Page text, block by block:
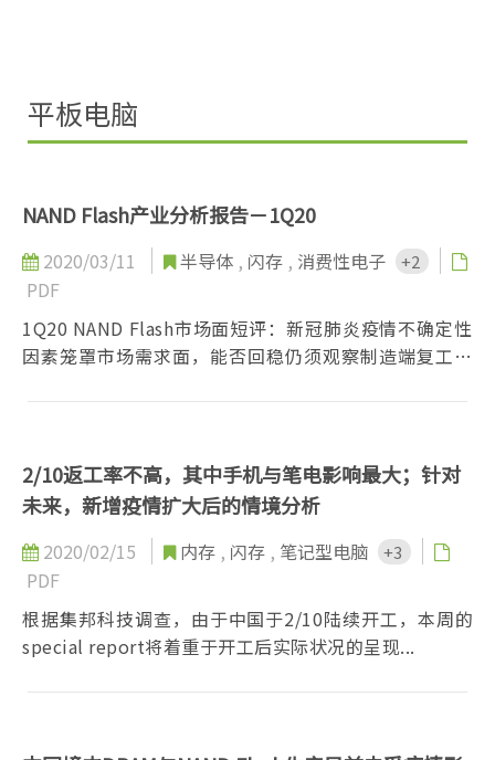
平板电脑
NAND Flash产业分析报告－1Q20
2020/03/11 半导体 , 闪存 , 消费性电子 +2
PDF
1Q20 NAND Flash市场面短评：新冠肺炎疫情不确定性
因素笼罩市场需求面，能否回稳仍须观察制造端复工状
2/10返工率不高，其中手机与笔电影响最大；针对
未来，新增疫情扩大后的情境分析
2020/02/15 内存 , 闪存 , 笔记型电脑 +3
PDF
根据集邦科技调查，由于中国于2/10陆续开工，本周的
special report将着重于开工后实际状况的呈现...